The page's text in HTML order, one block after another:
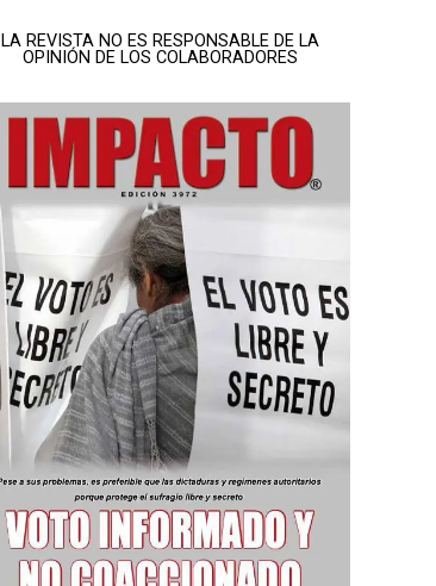
LA REVISTA NO ES RESPONSABLE DE LA
OPINIÓN DE LOS COLABORADORES